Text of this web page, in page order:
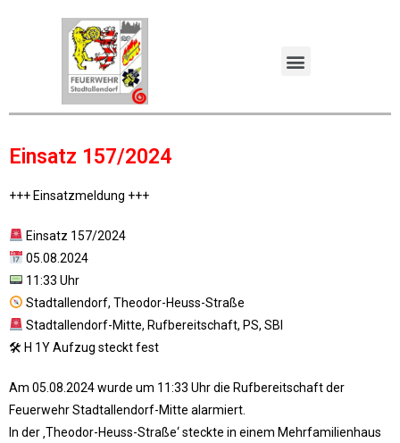
Einsatz 157/2024
+++ Einsatzmeldung +++
Einsatz 157/2024
05.08.2024
11:33 Uhr
Stadtallendorf, Theodor-Heuss-Straße
Stadtallendorf-Mitte, Rufbereitschaft, PS, SBI
🛠 H 1Y Aufzug steckt fest
Am 05.08.2024 wurde um 11:33 Uhr die Rufbereitschaft der
Feuerwehr Stadtallendorf-Mitte alarmiert.
In der ‚Theodor-Heuss-Straße‘ steckte in einem Mehrfamilienhaus